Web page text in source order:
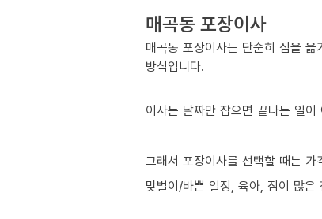
매곡동 포장이사
매곡동 포장이사는 단순히 짐을 옮
방식입니다.
이사는 날짜만 잡으면 끝나는 일
그래서 포장이사를 선택할 때는
맞벌이/바쁜 일정, 육아, 짐이 많